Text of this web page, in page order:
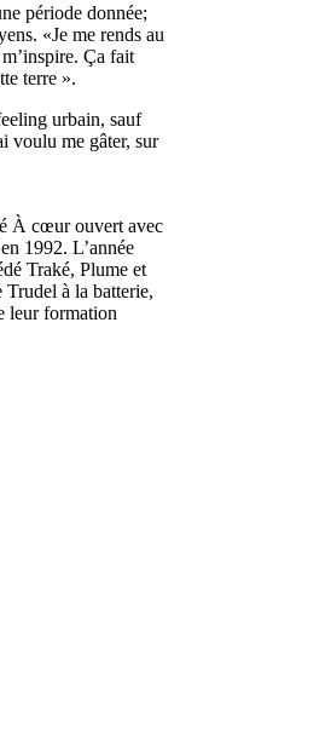
période donnée;
«Je me rends au
Ça fait
terre ».
urbain, sauf
voulu me gâter, sur
À cœur ouvert avec
1992. L’année
Traké, Plume et
Trudel à la batterie,
leur formation